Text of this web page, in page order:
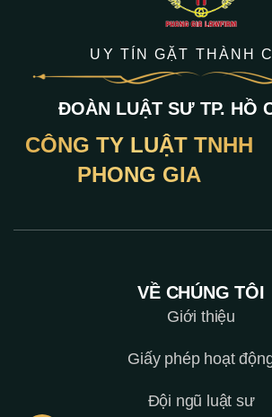
UY TÍN GẶT THÀNH
ĐOÀN LUẬT SƯ TP. HỒ
CÔNG TY LUẬT TNHH
PHONG GIA
VỀ CHÚNG TÔI
Giới thiệu
Giấy phép hoạt
Đội ngũ luật sư